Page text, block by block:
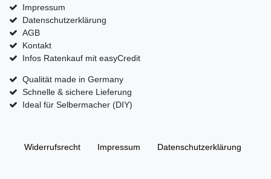
Impressum
Datenschutzerklärung
AGB
Kontakt
Infos Ratenkauf mit easyCredit
Qualität made in Germany
Schnelle & sichere Lieferung
Ideal für Selbermacher (DIY)
Widerrufs­recht Impressum Daten­schutz­erklärung